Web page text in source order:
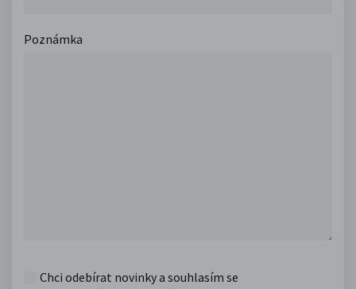
Poznámka
Chci odebírat novinky a souhlasím se